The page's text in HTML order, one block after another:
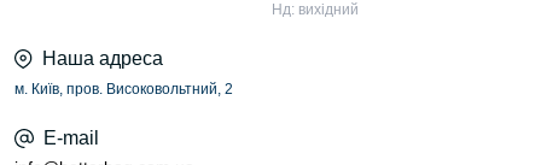
Нд: вихідний
Наша адреса
м. Київ, пров. Високовольтний, 2
E-mail